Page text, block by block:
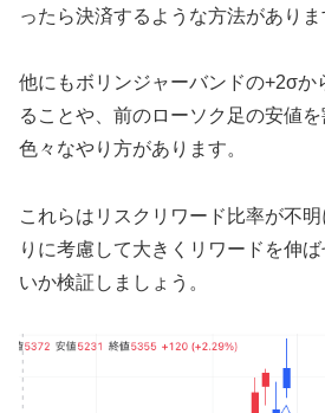
ったら決済するような方法がありま
他にもボリンジャーバンドの+2σか
ることや、前のローソク足の安値
色々なやり方があります。
これらはリスクリワード比率が不
りに考慮して大きくリワードを伸
いか検証しましょう。